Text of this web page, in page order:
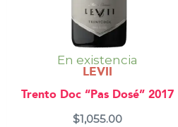
En existencia
LEVII
Trento Doc “Pas Dosé” 2017
$1,055.00